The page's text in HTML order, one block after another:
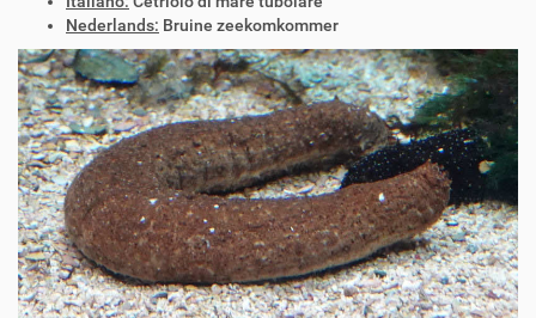
Nederlands: Bruine zeekomkommer